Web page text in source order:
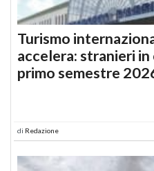
Turismo
accelera: stranieri
primo semestre
di Redazione